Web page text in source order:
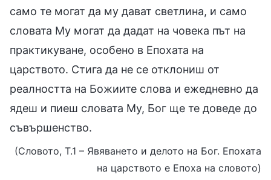
само те могат да му дават светлина, и само
словата Му могат да дадат на човека път на
практикуване, особено в Епохата на
царството. Стига да не се отклониш от
реалността на Божиите слова и ежедневно да
ядеш и пиеш словата Му, Бог ще те доведе до
съвършенство.
(Словото, Т.1 – Явяването и делото на Бог. Епохата
на царството е Епоха на словото)